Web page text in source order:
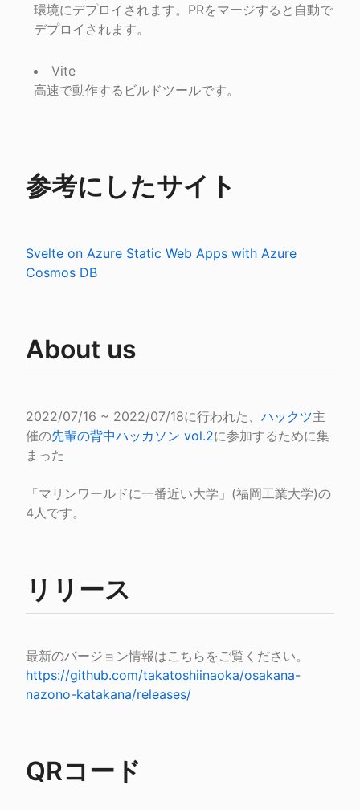
環境にデプロイされます。PRをマージすると自動で
デプロイされます。
Vite
高速で動作するビルドツールです。
参考にしたサイト
Svelte on Azure Static Web Apps with Azure
Cosmos DB
About us
2022/07/16 ~ 2022/07/18に行われた、 ハックツ主
催の先輩の背中ハッカソン vol.2に参加するために集
まった
「マリンワールドに一番近い大学」(福岡工業大学)の
4人です。
リリース
https://github.com/takatoshiinaoka/osakana-
nazono-katakana/releases/
QRコード